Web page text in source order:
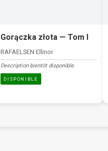
Gorączka złota — Tom I
RAFAELSEN Ellinor
Description bientôt disponible.
DISPONIBLE